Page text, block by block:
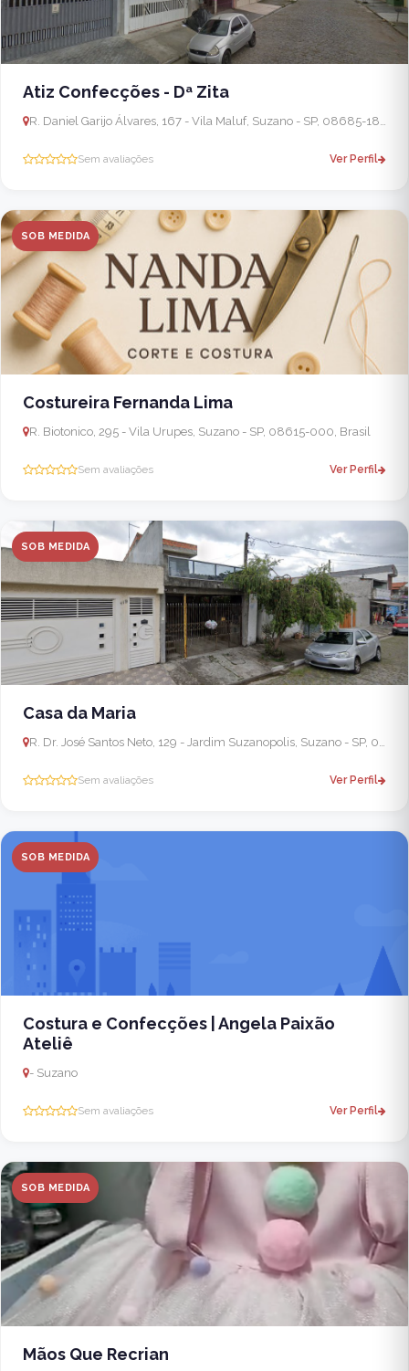
Atiz Confecções - Dª Zita
R. Daniel Garijo Álvares, 167 - Vila Maluf, Suzano - SP, 08685-180, Brasil
Sem avaliações Ver Perfil
SOB MEDIDA
Costureira Fernanda Lima
R. Biotonico, 295 - Vila Urupes, Suzano - SP, 08615-000, Brasil
Sem avaliações Ver Perfil
SOB MEDIDA
Casa da Maria
R. Dr. José Santos Neto, 129 - Jardim Suzanopolis, Suzano - SP, 08670-340, Brasil
Sem avaliações Ver Perfil
SOB MEDIDA
Costura e Confecções | Angela Paixão
Ateliê
- Suzano
Sem avaliações Ver Perfil
SOB MEDIDA
Mãos Que Recrian